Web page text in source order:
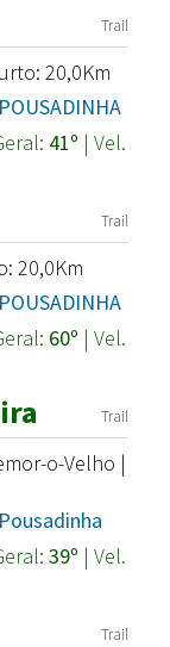
Trail
20,0Km
41º | Vel.
Trail
20,0Km
60º | Vel.
Trail
o-Velho |
39º | Vel.
Trail